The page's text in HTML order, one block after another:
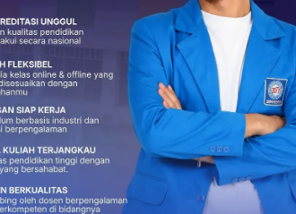
berikutnya.
0
34